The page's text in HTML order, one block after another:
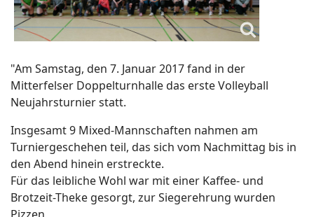
"Am Samstag, den 7. Januar 2017 fand in der
Mitterfelser Doppelturnhalle das erste Volleyball
Neujahrsturnier statt.
Insgesamt 9 Mixed-Mannschaften nahmen am
Turniergeschehen teil, das sich vom Nachmittag bis in
den Abend hinein erstreckte.
Für das leibliche Wohl war mit einer Kaffee- und
Brotzeit-Theke gesorgt, zur Siegerehrung wurden
Pizzen